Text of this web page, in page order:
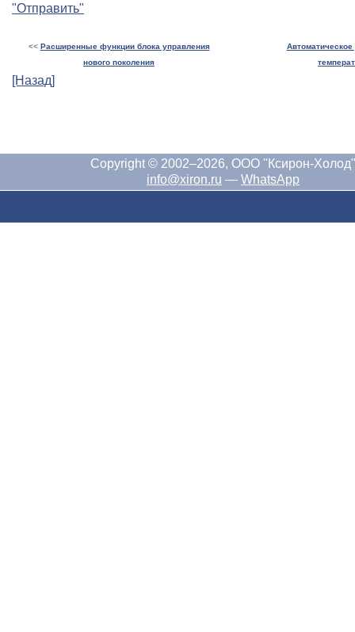
"Отправить"
<< Расширенные функции блока управления
нового поколения
Автоматическое
[Назад]
Copyright © 2002–2026, ООО "Ксирон-Холод"
info@xiron.ru — WhatsApp